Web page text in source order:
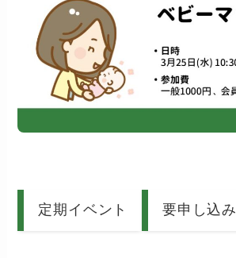
定期イベント 要申し込み